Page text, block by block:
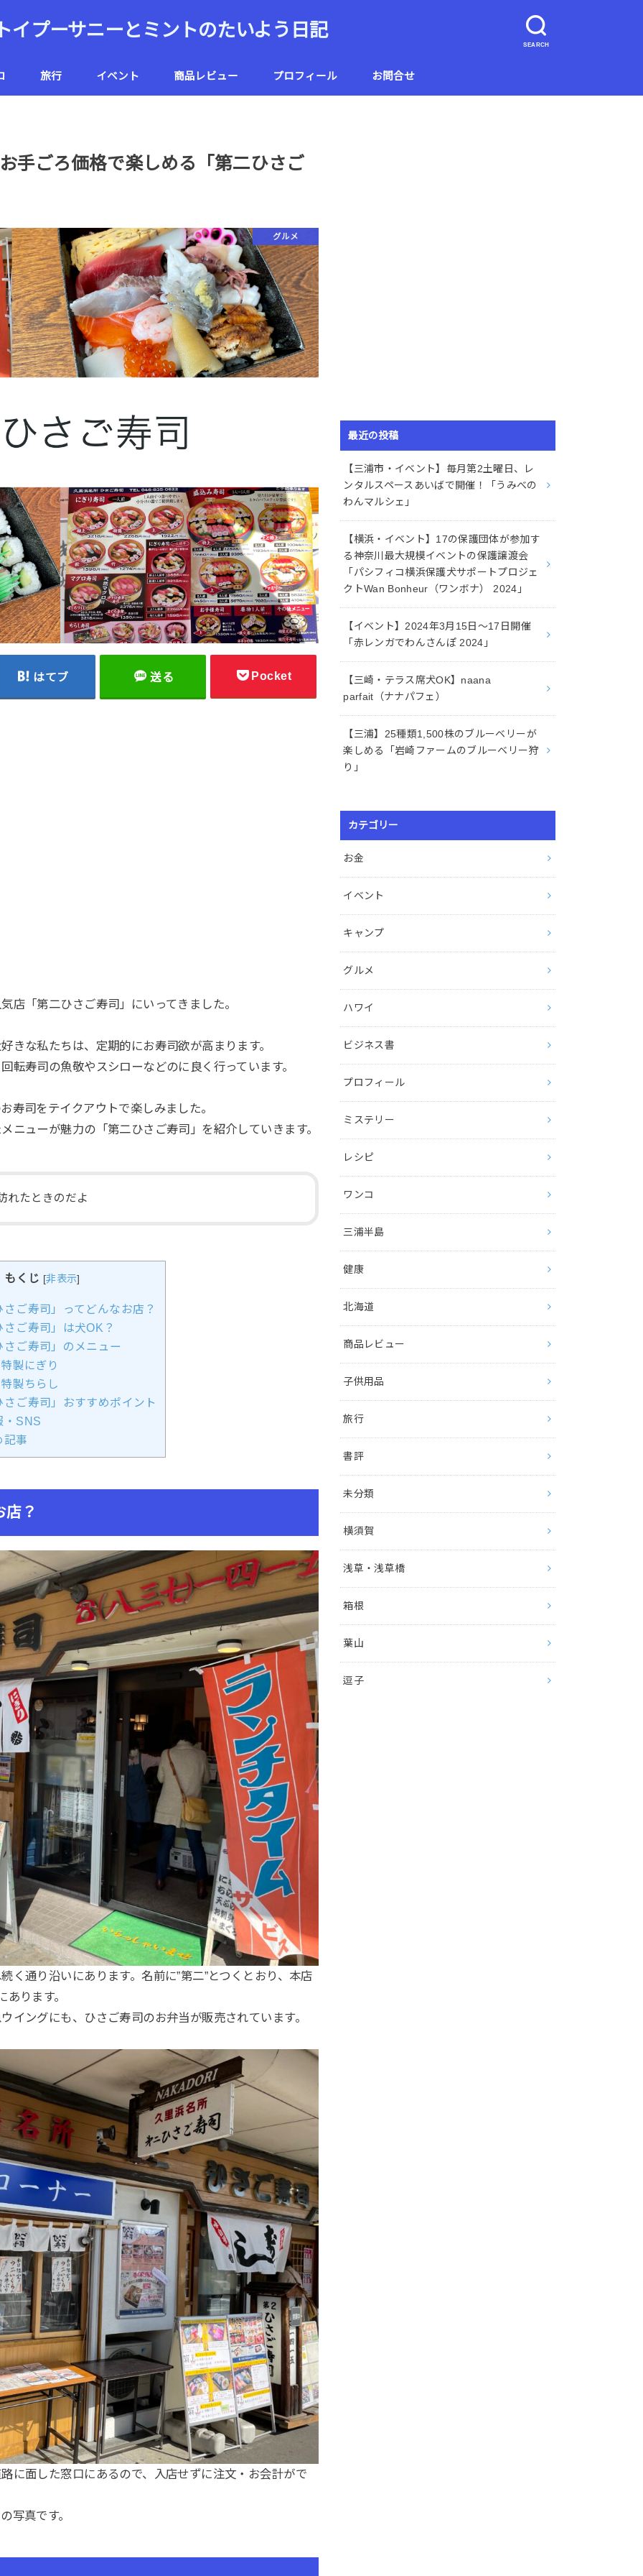
SEARCH
トイプーサニーとミントのたいよう日記
旅行 イベント 商品レビュー プロフィール お問合せ
手ごろ価格で楽しめる「第二ひさご
グルメ
はてブ 送る Pocket
店「第二ひさご寿司」にいってきました。
きな私たちは、定期的にお寿司欲が高まります。
転寿司の魚敬やスシローなどのに良く行っています。
寿司をテイクアウトで楽しみました。
ニューが魅力の「第二ひさご寿司」を紹介していきます。
れたときのだよ
もくじ [非表示]
さご寿司」ってどんなお店？
さご寿司」は犬OK？
さご寿司」のメニュー
特製にぎり
特製ちらし
さご寿司」おすすめポイント
・SNS
記事
店？
く通り沿いにあります。名前に”第二”とつくとおり、本店
ります。
イングにも、ひさご寿司のお弁当が販売されています。
に面した窓口にあるので、入店せずに注文・お会計がで
写真です。
最近の投稿
【三浦市・イベント】毎月第2土曜日、レ
ンタルスペースあいばで開催！「うみべの
わんマルシェ」
【横浜・イベント】17の保護団体が参加す
る神奈川最大規模イベントの保護譲渡会
「パシフィコ横浜保護犬サポートプロジェ
クトWan Bonheur（ワンボナ） 2024」
【イベント】2024年3月15日〜17日開催
「赤レンガでわんさんぽ 2024」
【三崎・テラス席犬OK】naana
parfait（ナナパフェ）
【三浦】25種類1,500株のブルーベリーが
楽しめる「岩崎ファームのブルーベリー狩
り」
カテゴリー
お金
イベント
キャンプ
グルメ
ハワイ
ビジネス書
プロフィール
ミステリー
レシピ
ワンコ
三浦半島
健康
北海道
商品レビュー
子供用品
旅行
書評
未分類
横須賀
浅草・浅草橋
箱根
葉山
逗子